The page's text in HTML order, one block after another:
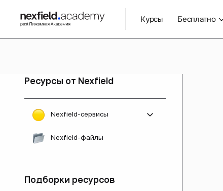
Курсы Бесплатно
Ресурсы от Nexfield
Nexfield-сервисы
Все сервисы
Генератор брифов
Nexfield-файлы
Подборки ресурсов